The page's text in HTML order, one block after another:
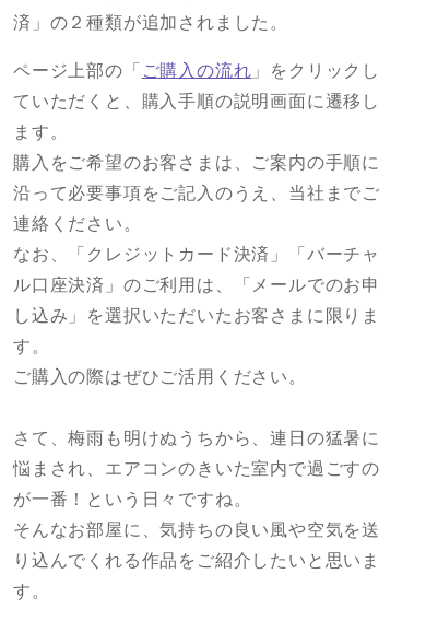
済」の２種類が追加されました。
ページ上部の「 ご購入の流れ 」をクリックし
ていただくと、購入手順の説明画面に遷移し
ます。
購入をご希望のお客さまは、ご案内の手順に
沿って必要事項をご記入のうえ、当社までご
連絡ください。
なお、「クレジットカード決済」「バーチャ
ル口座決済」のご利用は、「メールでのお申
し込み」を選択いただいたお客さまに限りま
す。
ご購入の際はぜひご活用ください。
さて、梅雨も明けぬうちから、連日の猛暑に
悩まされ、エアコンのきいた室内で過ごすの
が一番！という日々ですね。
そんなお部屋に、気持ちの良い風や空気を送
り込んでくれる作品をご紹介したいと思いま
す。